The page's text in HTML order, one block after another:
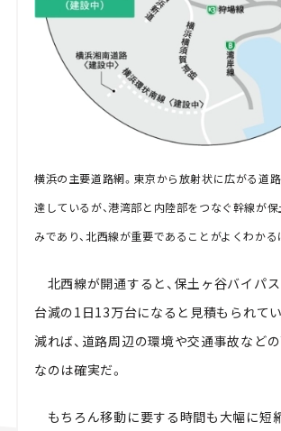
横浜の主要道路網。東京から放射状に広がる道
達しているが、港湾部と内陸部をつなぐ幹線が
みであり、北西線が重要であることがよくわかる
北西線が開通すると、保土ヶ谷バイパ
台減の1日13万台になると見積もられて
減れば、道路周辺の環境や交通事故など
なのは確実だ。
もちろん移動に要する時間も大幅に短